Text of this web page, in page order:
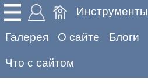
Инструменты
Галерея О сайте Блоги
Что с сайтом